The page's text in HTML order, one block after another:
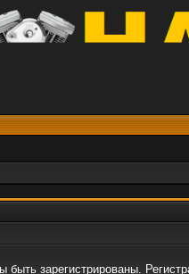
зарегистрированы.